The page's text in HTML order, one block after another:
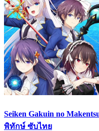
Seiken Gakuin no
พิทักษ์ ซับไทย